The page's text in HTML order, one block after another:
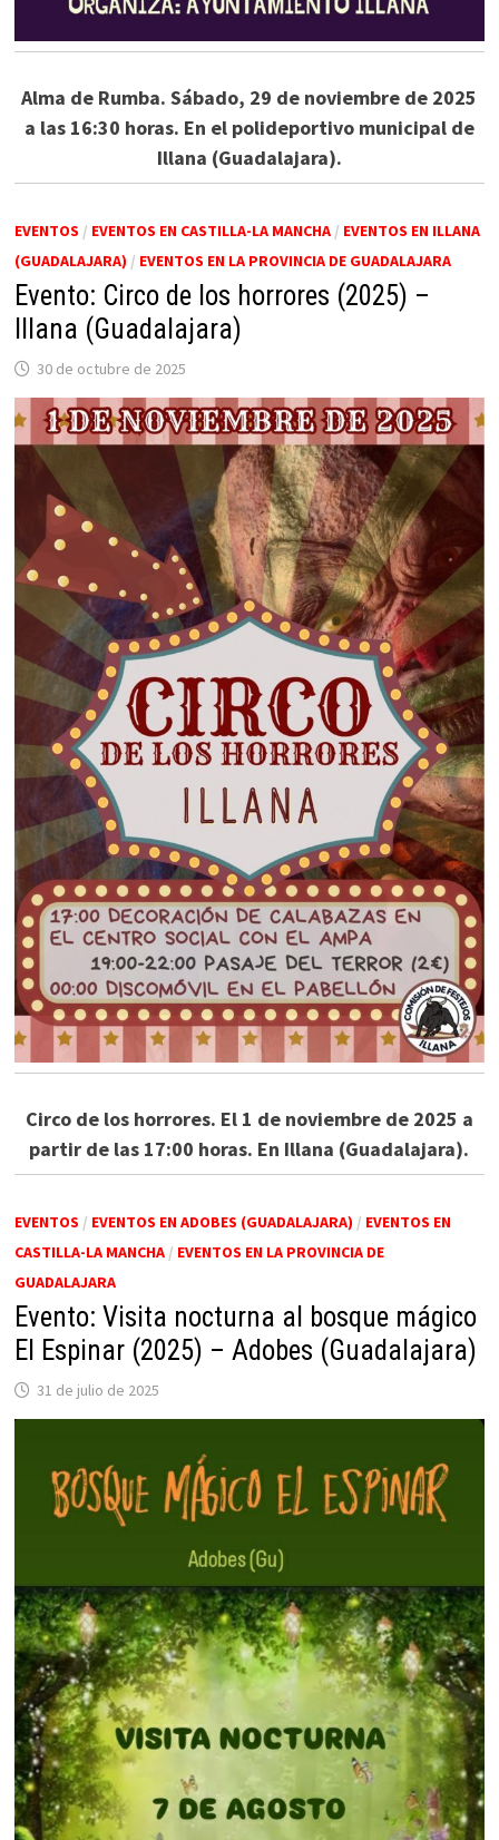
Alma de Rumba. Sábado, 29 de noviembre de 2025
a las 16:30 horas. En el polideportivo municipal de
Illana (Guadalajara).
EVENTOS / EVENTOS EN CASTILLA-LA MANCHA/ EVENTOS EN ILLANA
(GUADALAJARA) / EVENTOS EN LA PROVINCIA DE GUADALAJARA
Evento: Circo de los horrores (2025) –
Illana (Guadalajara)
30 de octubre de 2025
Circo de los horrores. El 1 de noviembre de 2025 a
partir de las 17:00 horas. En Illana (Guadalajara).
EVENTOS / EVENTOS EN ADOBES (GUADALAJARA) / EVENTOS EN
CASTILLA-LA MANCHA/ EVENTOS EN LA PROVINCIA DE
GUADALAJARA
Evento: Visita nocturna al bosque mágico
El Espinar (2025) – Adobes (Guadalajara)
31 de julio de 2025